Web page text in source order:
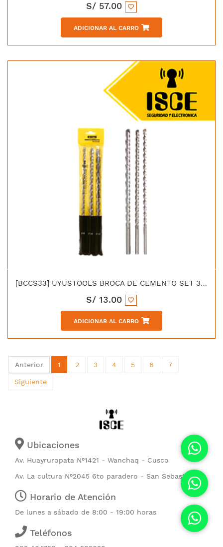
S/ 57.00
ADICIONAR AL CARRO
[BCCS33] UYUSTOOLS BROCA DE CEMENTO SET 3PCS X300 (8 10 12)
S/ 13.00
ADICIONAR AL CARRO
Anterior 1 2 3 4 5 6 7
Siguiente
Ubicaciones
Av. Huayruropata N°1421 - Wanchaq - Cusco
Av. La cultura N°2045 6to paradero - San Sebastián
Horario de Atención
De lunes a sábado de 8:00 - 19:00 horas
Teléfonos